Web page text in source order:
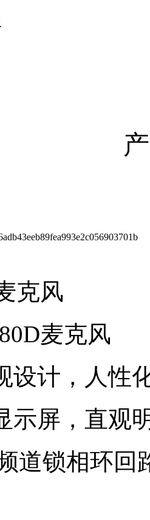
克风
麦克风
设计，人性
示屏，直观
道锁相环